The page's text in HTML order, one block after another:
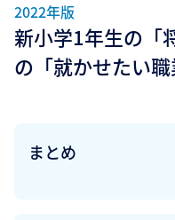
2022年版
新小学1年生の「
の「就かせたい職
まとめ